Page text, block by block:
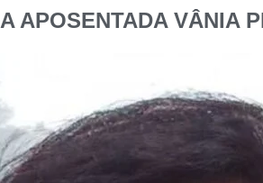
APOSENTADA VÂNIA